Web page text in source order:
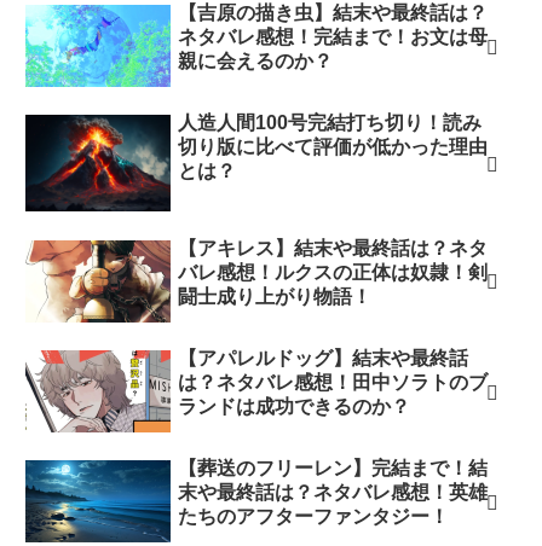
【吉原の描き虫】結末や最終話は？
ネタバレ感想！完結まで！お文は母
親に会えるのか？
人造人間100号完結打ち切り！読み
切り版に比べて評価が低かった理由
とは？
【アキレス】結末や最終話は？ネタ
バレ感想！ルクスの正体は奴隷！剣
闘士成り上がり物語！
【アパレルドッグ】結末や最終話
は？ネタバレ感想！田中ソラトのブ
ランドは成功できるのか？
【葬送のフリーレン】完結まで！結
末や最終話は？ネタバレ感想！英雄
たちのアフターファンタジー！